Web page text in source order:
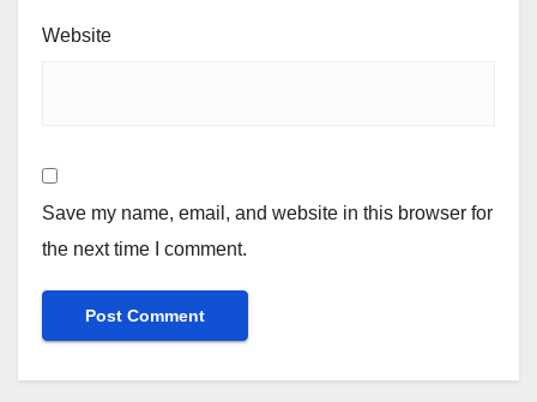
Website
Save my name, email, and website in this browser for
the next time I comment.